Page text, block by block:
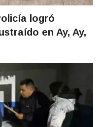
logró
en Ay, Ay,